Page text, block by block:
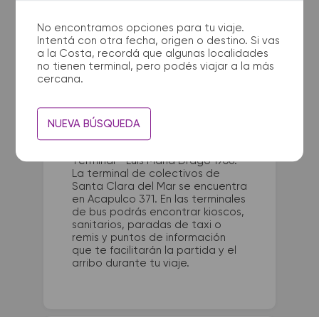
No encontramos opciones para tu viaje.
Intentá con otra fecha, origen o destino. Si vas
a la Costa, recordá que algunas localidades
no tienen terminal, pero podés viajar a la más
cercana.
NUEVA BÚSQUEDA
¿Dónde quedan las
terminales de micro de Bahia
Blanca a Santa Clara del
La terminal de ómnibus de Bahia
Terminal - Luis Maria Drago 1906.
La terminal de colectivos de
Santa Clara del Mar se encuentra
en Acapulco 371. En las terminales
de bus podrás encontrar kioscos,
sanitarios, paradas de taxi o
remis y puntos de información
que te facilitarán la partida y el
arribo durante tu viaje.